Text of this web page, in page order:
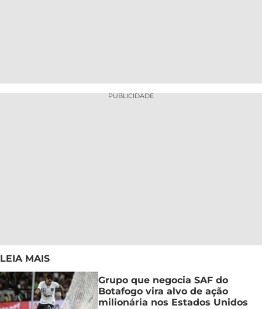
PUBLICIDADE
LEIA MAIS
Grupo que negocia SAF do
Botafogo vira alvo de ação
milionária nos Estados Unidos